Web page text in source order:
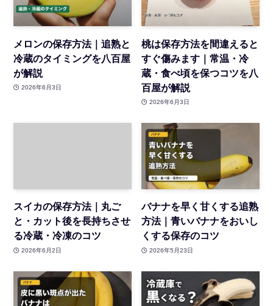
メロンの保存方法｜追熟と
冷蔵のタイミングを八百屋
が解説
2026年6月3日
桃は保存方法を間違えると
すぐ傷みます｜常温・冷
蔵・食べ頃を保つコツを八
百屋が解説
2026年6月3日
スイカの保存方法｜丸ご
と・カット後を長持ちさせ
る冷蔵・冷凍のコツ
2026年6月2日
バナナを早く甘くする追熟
方法｜青いバナナをおいし
くする保存のコツ
2026年5月23日